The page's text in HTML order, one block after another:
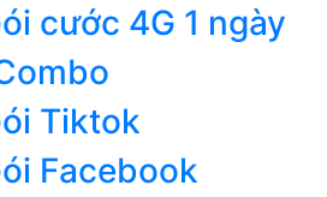
cước 4G 1 ngày
Tiktok
Facebook